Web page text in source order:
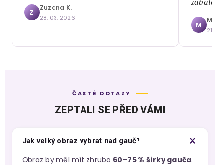
Z
Zuzana K.
28. 03. 2026
M
21.
ČASTÉ DOTAZY
ZEPTALI SE PŘED VÁMI
Jak velký obraz vybrat nad gauč?
Obraz by měl mít zhruba 60–75 % šírky gauča.